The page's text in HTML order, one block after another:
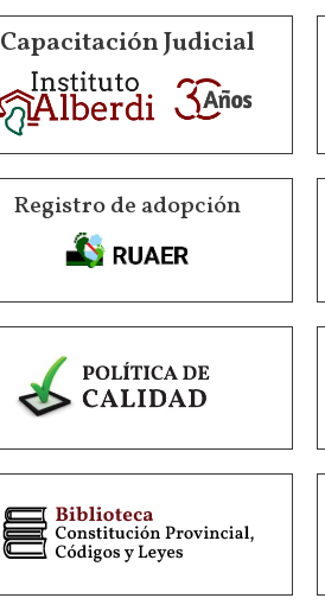
Capacitación Judicial
Registro de adopción